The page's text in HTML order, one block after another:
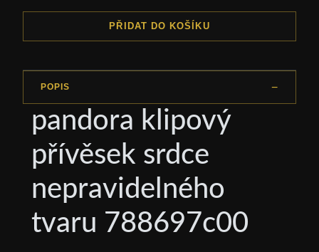
PŘIDAT DO KOŠÍKU
POPIS
pandora klipový
přívěsek srdce
nepravidelného
tvaru 788697c00